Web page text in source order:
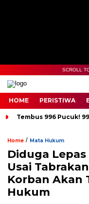
SCROLL
HOME PERISTIWA
Tembus 996 Pucuk!
Home / Mata Hukum
Diduga
Usai
Korban Akan
Hukum